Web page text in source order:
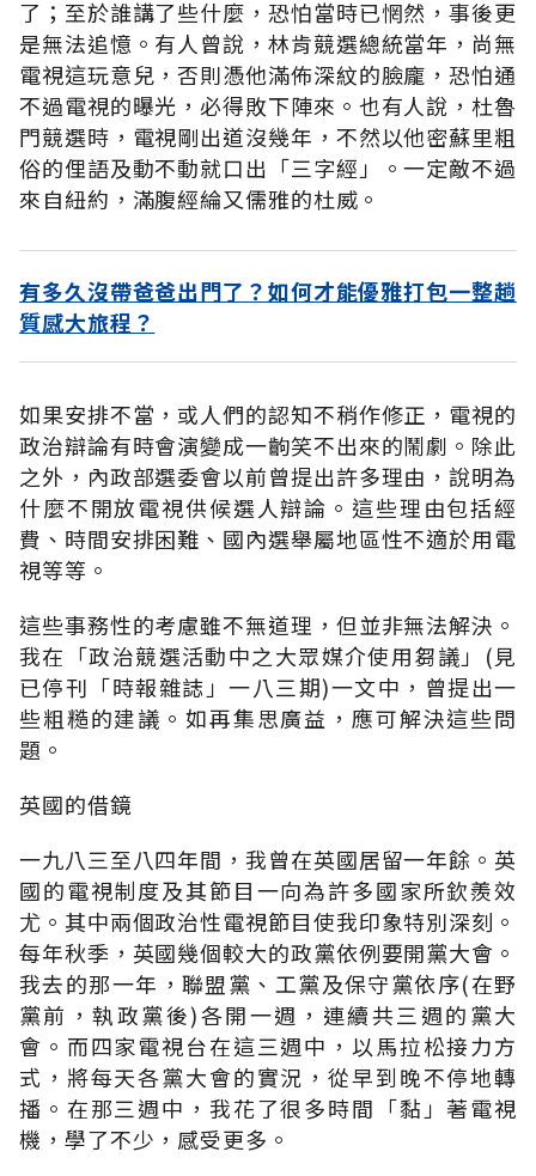
了；至於誰講了些什麼，恐怕當時已惘然，事後更
是無法追憶。有人曾說，林肯競選總統當年，尚無
電視這玩意兒，否則憑他滿佈深紋的臉龐，恐怕通
不過電視的曝光，必得敗下陣來。也有人說，杜魯
門競選時，電視剛出道沒幾年，不然以他密蘇里粗
俗的俚語及動不動就口出「三字經」。一定敵不過
來自紐約，滿腹經綸又儒雅的杜威。
有多久沒帶爸爸出門了？如何才能優雅打包一整趟
質感大旅程？
如果安排不當，或人們的認知不稍作修正，電視的
政治辯論有時會演變成一齣笑不出來的鬧劇。除此
之外，內政部選委會以前曾提出許多理由，說明為
什麼不開放電視供候選人辯論。這些理由包括經
費、時間安排困難、國內選舉屬地區性不適於用電
視等等。
這些事務性的考慮雖不無道理，但並非無法解決。
我在「政治競選活動中之大眾媒介使用芻議」(見
已停刊「時報雜誌」一八三期)一文中，曾提出一
些粗糙的建議。如再集思廣益，應可解決這些問
題。
英國的借鏡
一九八三至八四年間，我曾在英國居留一年餘。英
國的電視制度及其節目一向為許多國家所欽羨效
尤。其中兩個政治性電視節目使我印象特別深刻。
每年秋季，英國幾個較大的政黨依例要開黨大會。
我去的那一年，聯盟黨、工黨及保守黨依序(在野
黨前，執政黨後)各開一週，連續共三週的黨大
會。而四家電視台在這三週中，以馬拉松接力方
式，將每天各黨大會的實況，從早到晚不停地轉
播。在那三週中，我花了很多時間「黏」著電視
機，學了不少，感受更多。